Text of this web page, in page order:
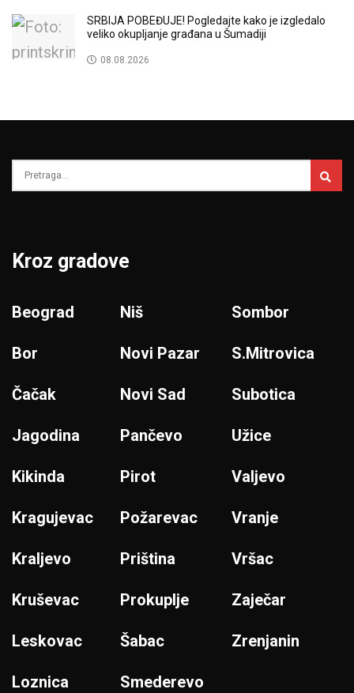
SRBIJA POBEĐUJE! Pogledajte kako je izgledalo
veliko okupljanje građana u Šumadiji
08.08.2026
Kroz gradove
Beograd
Bor
Čačak
Jagodina
Kikinda
Kragujevac
Kraljevo
Kruševac
Leskovac
Loznica
Niš
Novi Pazar
Novi Sad
Pančevo
Pirot
Požarevac
Priština
Prokuplje
Šabac
Smederevo
Sombor
S.Mitrovica
Subotica
Užice
Valjevo
Vranje
Vršac
Zaječar
Zrenjanin